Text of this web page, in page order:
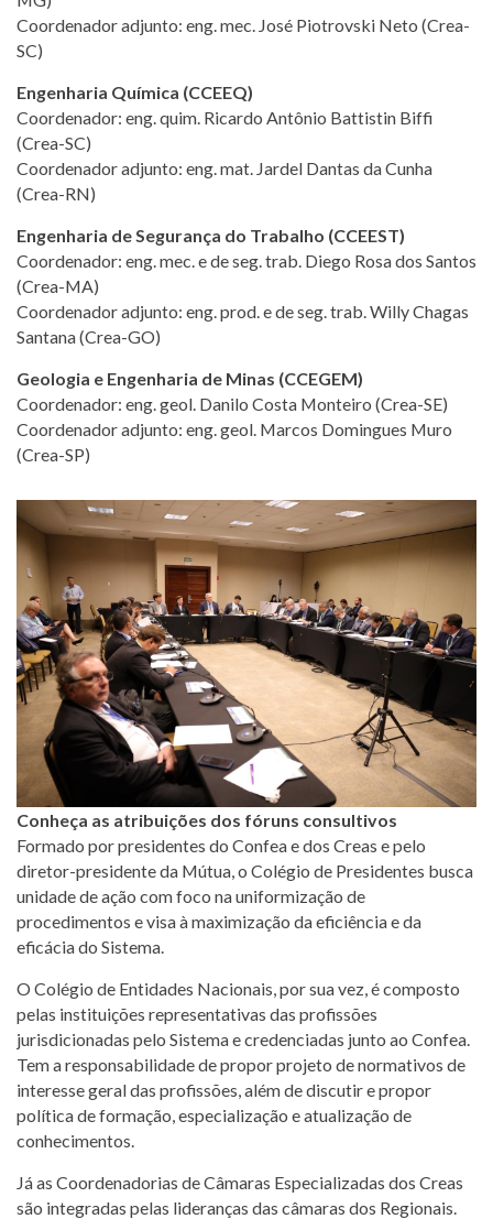
Coordenador adjunto: eng. mec. José Piotrovski Neto (Crea-
SC)
Engenharia Química (CCEEQ)
Coordenador: eng. quim. Ricardo Antônio Battistin Biffi
(Crea-SC)
Coordenador adjunto: eng. mat. Jardel Dantas da Cunha
(Crea-RN)
Engenharia de Segurança do Trabalho (CCEEST)
Coordenador: eng. mec. e de seg. trab. Diego Rosa dos Santos
(Crea-MA)
Coordenador adjunto: eng. prod. e de seg. trab. Willy Chagas
Santana (Crea-GO)
Geologia e Engenharia de Minas (CCEGEM)
Coordenador: eng. geol. Danilo Costa Monteiro (Crea-SE)
Coordenador adjunto: eng. geol. Marcos Domingues Muro
(Crea-SP)
Conheça as atribuições dos fóruns consultivos
Formado por presidentes do Confea e dos Creas e pelo
diretor-presidente da Mútua, o Colégio de Presidentes busca
unidade de ação com foco na uniformização de
procedimentos e visa à maximização da eficiência e da
eficácia do Sistema.
O Colégio de Entidades Nacionais, por sua vez, é composto
pelas instituições representativas das profissões
jurisdicionadas pelo Sistema e credenciadas junto ao Confea.
Tem a responsabilidade de propor projeto de normativos de
interesse geral das profissões, além de discutir e propor
política de formação, especialização e atualização de
conhecimentos.
Já as Coordenadorias de Câmaras Especializadas dos Creas
são integradas pelas lideranças das câmaras dos Regionais.